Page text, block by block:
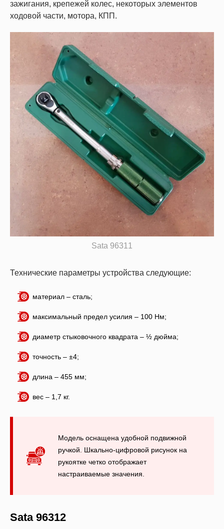
зажигания, крепежей колес, некоторых элементов
ходовой части, мотора, КПП.
Sata 96311
Технические параметры устройства следующие:
материал – сталь;
максимальный предел усилия – 100 Нм;
диаметр стыковочного квадрата – ½ дюйма;
точность – ±4;
длина – 455 мм;
вес – 1,7 кг.
Модель оснащена удобной подвижной
ручкой. Шкально-цифровой рисунок на
рукоятке четко отображает
настраиваемые значения.
Sata 96312